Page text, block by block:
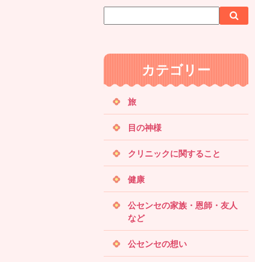
イ
内
索
索
カテゴリー
旅
目の神様
クリニックに関すること
健康
公センセの家族・恩師・友人
など
公センセの想い